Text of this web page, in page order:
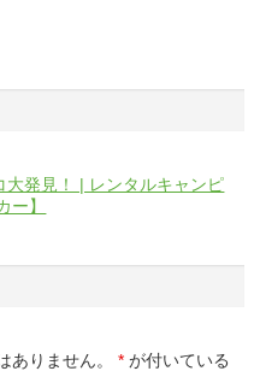
大発見！ | レンタルキャンピ
ー】
ありません。 * が付いている